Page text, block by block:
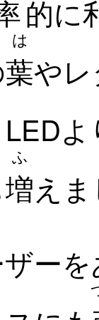
的に
葉
は
や
よ
増
ふ
え
ー